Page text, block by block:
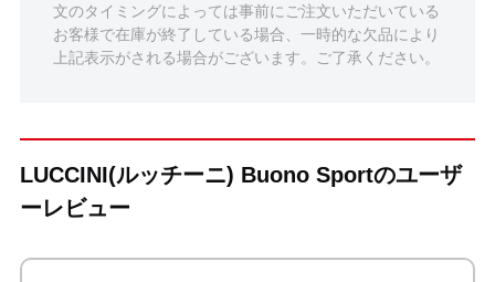
文のタイミングによっては事前にご注文いただいている
お客様で在庫が終了している場合、一時的な欠品により
上記表示がされる場合がございます。ご了承ください。
LUCCINI(ルッチーニ) Buono Sportのユーザ
ーレビュー